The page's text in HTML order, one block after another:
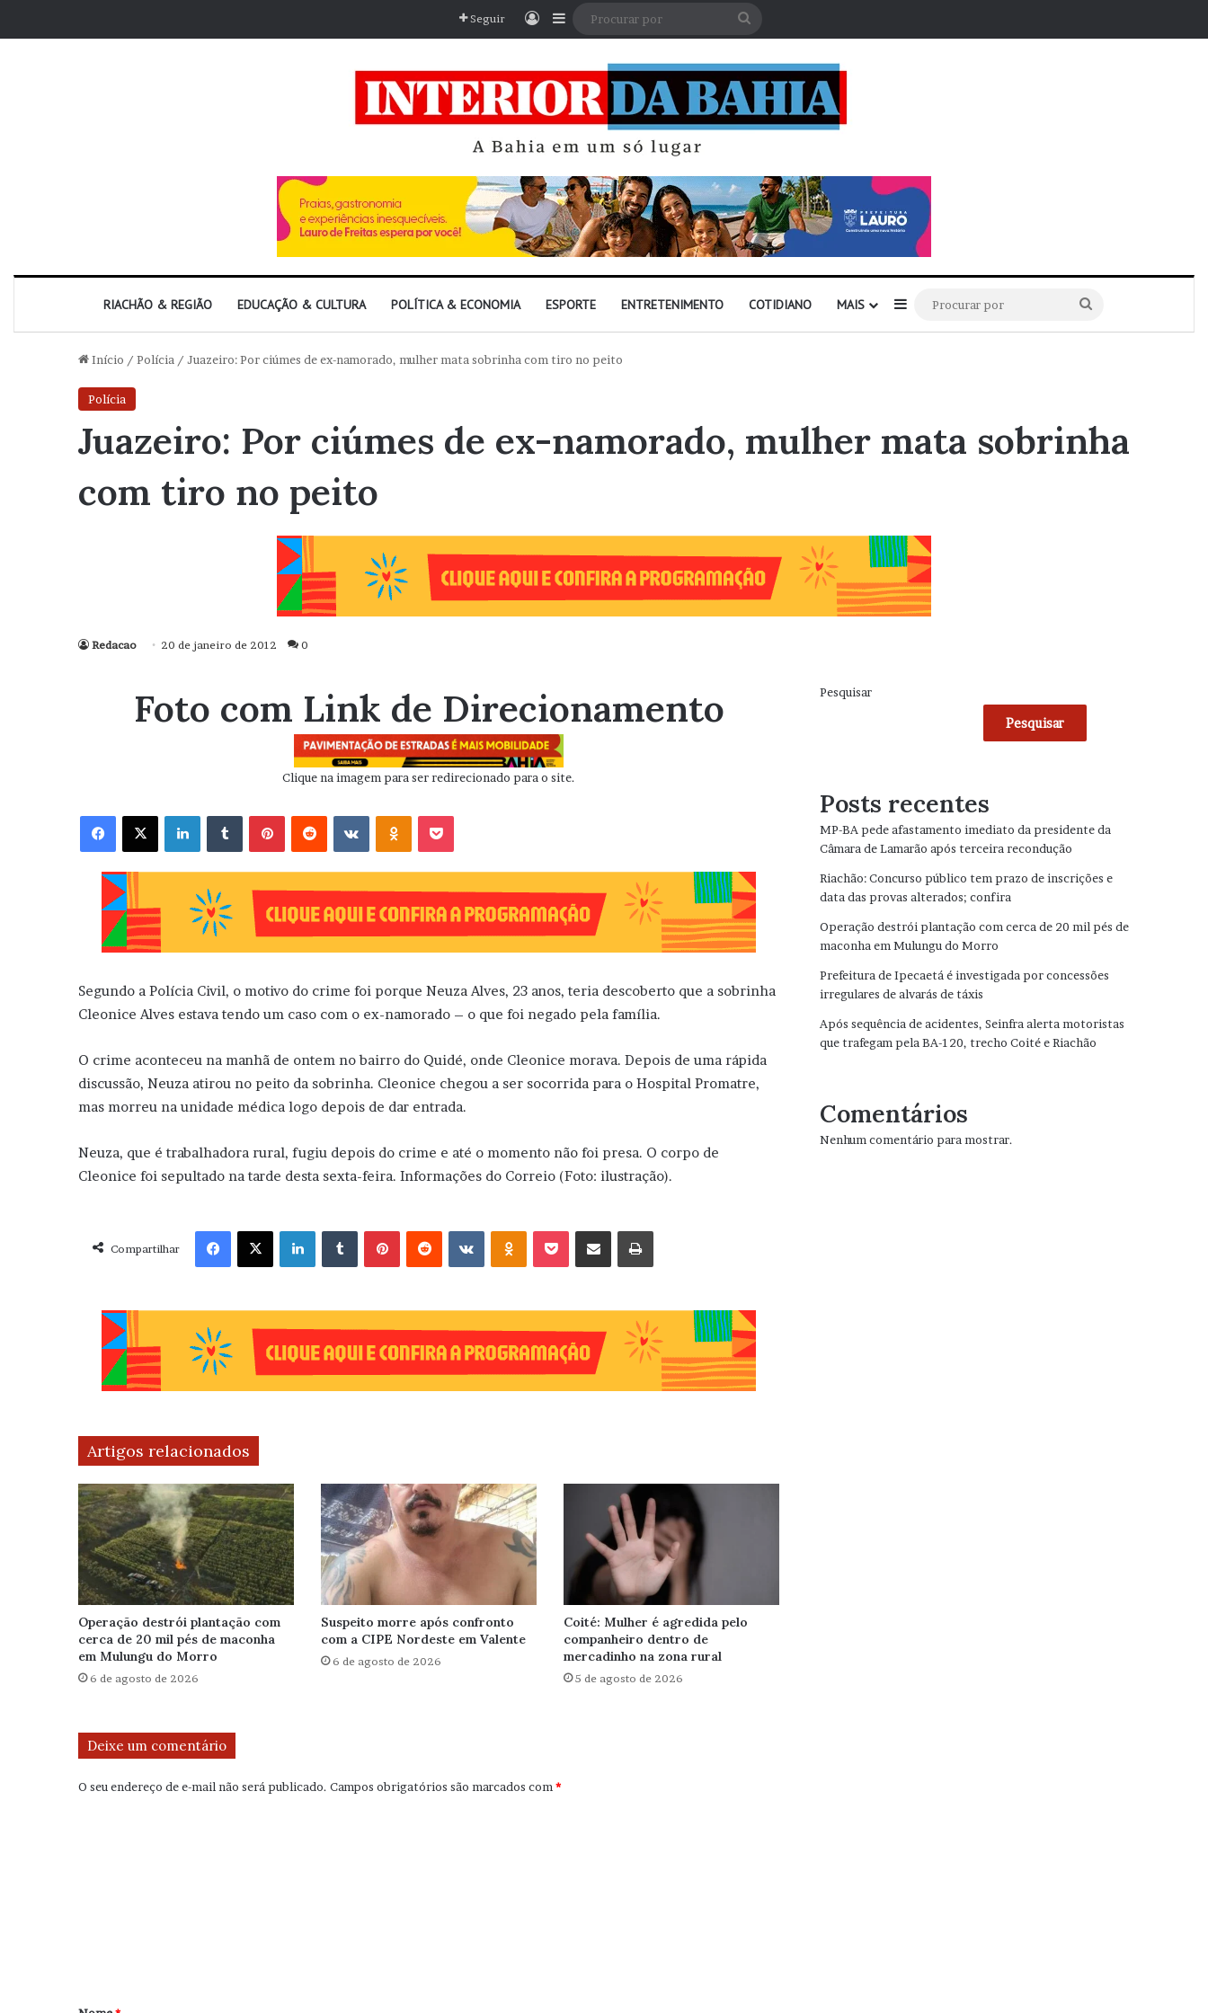
Seguir EntrarBarra Lateral
RIACHÃO & REGIÃO EDUCAÇÃO & CULTURA POLÍTICA & ECONOMIA ESPORTE ENTRETENIMENTO COTIDIANO MAIS Barra Lateral
por
Início / Polícia / Juazeiro: Por ciúmes de ex-namorado, mulher mata sobrinha com tiro no peito
Polícia
Juazeiro: Por ciúmes de ex-namorado, mulher mata sobrinha
com tiro no peito
Redacao 20 de janeiro de 2012 0
Foto com Link de Direcionamento
Clique na imagem para ser redirecionado para o site.
Facebook X Linkedin VK OK
Segundo a Polícia Civil, o motivo do crime foi porque Neuza Alves, 23 anos, teria descoberto que a sobrinha
Cleonice Alves estava tendo um caso com o ex-namorado – o que foi negado pela família.
O crime aconteceu na manhã de ontem no bairro do Quidé, onde Cleonice morava. Depois de uma rápida
discussão, Neuza atirou no peito da sobrinha. Cleonice chegou a ser socorrida para o Hospital Promatre,
mas morreu na unidade médica logo depois de dar entrada.
Neuza, que é trabalhadora rural, fugiu depois do crime e até o momento não foi presa. O corpo de
Cleonice foi sepultado na tarde desta sexta-feira. Informações do Correio (Foto: ilustração).
Compartilhar
Facebook X Linkedin VK OK
Artigos relacionados
Operação destrói plantação com
cerca de 20 mil pés de maconha
em Mulungu do Morro
6 de agosto de 2026
Suspeito morre após confronto
com a CIPE Nordeste em Valente
6 de agosto de 2026
Coité: Mulher é agredida pelo
companheiro dentro de
mercadinho na zona rural
5 de agosto de 2026
Deixe um comentário
O seu endereço de e-mail não será publicado. Campos obrigatórios são marcados com*
r
Pesquisar
Pesquisar
Posts recentes
MP-BA pede afastamento imediato da presidente da
Câmara de Lamarão após terceira recondução
Riachão: Concurso público tem prazo de inscrições e
data das provas alterados; confira
Operação destrói plantação com cerca de 20 mil pés de
maconha em Mulungu do Morro
Prefeitura de Ipecaetá é investigada por concessões
irregulares de alvarás de táxis
Após sequência de acidentes, Seinfra alerta motoristas
que trafegam pela BA-120, trecho Coité e Riachão
Comentários
Nenhum comentário para mostrar.